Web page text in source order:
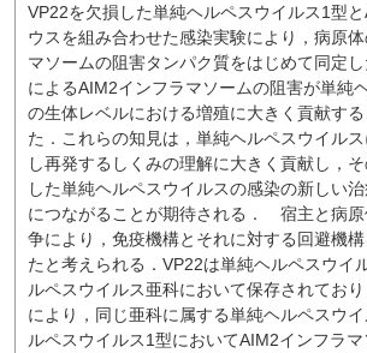
VP22を欠損した単純ヘルペスウイルス1型
ウスを組み合わせた感染実験により，病原
マソームの阻害タンパク質をはじめて同定
によるAIM2インフラマソームの阻害が単純
の生体レベルにおける増殖に大きく貢献す
た．これらの知見は，単純ヘルペスウイル
し再発するしくみの理解に大きく貢献し，
した単純ヘルペスウイルスの感染の新しい
につながることが期待される．
宿主と病原
争により，免疫機構とそれに対する回避機
たと考えられる．VP22は単純ヘルペスウイ
ルペスウイルス亜科において保存されてお
により，同じ亜科に属する単純ヘルペスウ
ルペスウイルス1型においてAIM2インフラ